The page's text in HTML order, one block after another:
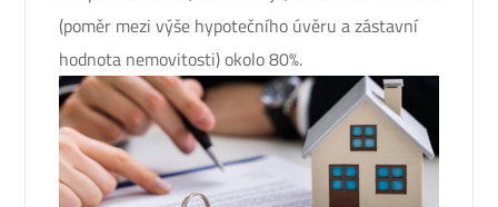
(poměr mezi výše hypotečního úvěru a zástavní
hodnota nemovitosti) okolo 80%.